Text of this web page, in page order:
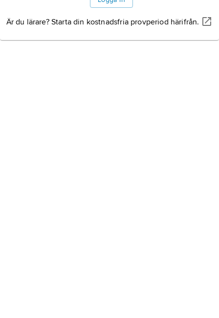
Krim införlivas i Ukraina
Rysk annektering
Är du lärare? Starta din kostnadsfria provperiod härifrån.